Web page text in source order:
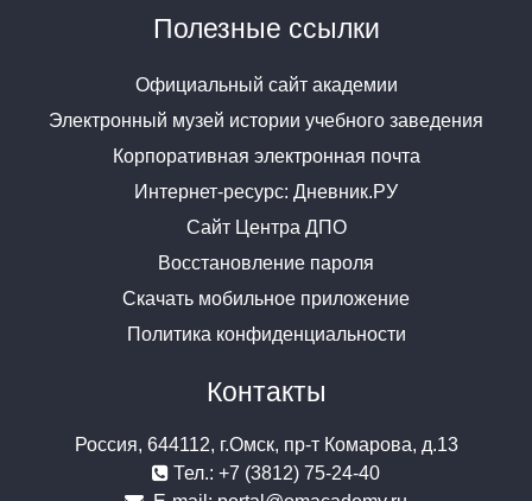
Полезные ссылки
Официальный сайт академии
Электронный музей истории учебного заведения
Корпоративная электронная почта
Интернет-ресурс: Дневник.РУ
Сайт Центра ДПО
Восстановление пароля
Скачать мобильное приложение
Политика конфиденциальности
Контакты
Россия, 644112, г.Омск, пр-т Комарова, д.13
Тел.: +7 (3812) 75-24-40